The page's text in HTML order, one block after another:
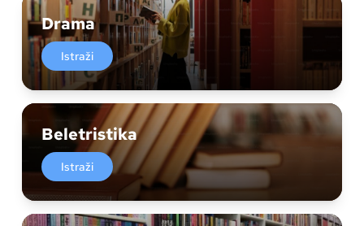
Drama
Istraži
Beletristika
Istraži